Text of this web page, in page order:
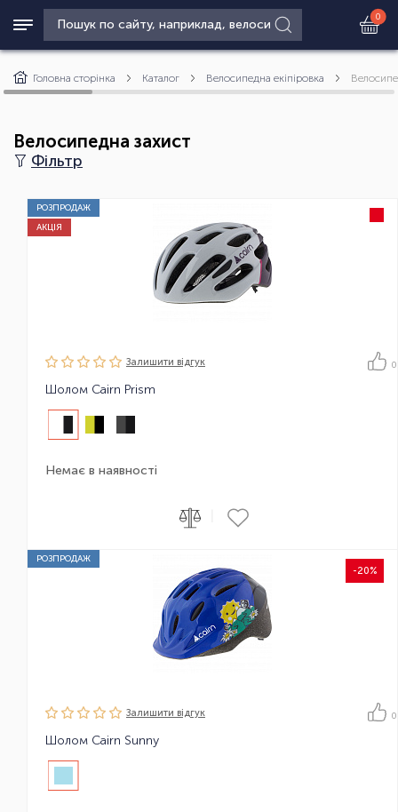
0
Головна сторінка Каталог Велосипедна екіпіровка
Велосипедна захист
Фільтр
РОЗПРОДАЖ
АКЦІЯ
Залишити вiдгук 0
Шолом Cairn Prism
Немає в наявності
РОЗПРОДАЖ
-20%
Залишити вiдгук 0
Шолом Cairn Sunny